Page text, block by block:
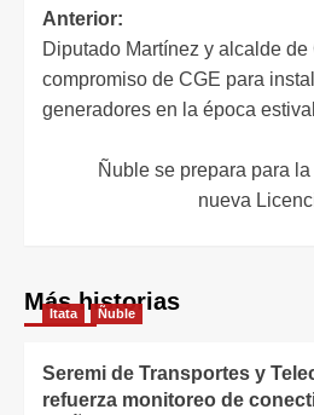
Anterior:
Diputado Martínez y alcalde
compromiso de CGE para
generadores en la época
Ñuble se prepara para
nueva
Más historias
Itata Ñuble
Seremi de Transportes y
refuerza monitoreo de